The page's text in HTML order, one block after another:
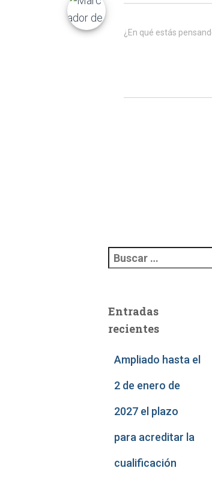
¿En qué estás
Entradas
recientes
Ampliado hasta el
2 de enero de
2027 el plazo
para acreditar la
cualificación